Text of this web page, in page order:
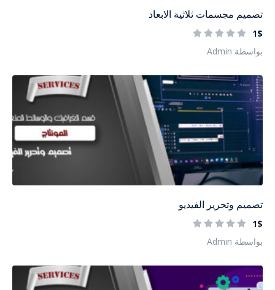
تصميم مجسمات ثلاثية الابعاد
1$
بواسطة Admin
تصميم وتحرير الفيديو
1$
بواسطة Admin